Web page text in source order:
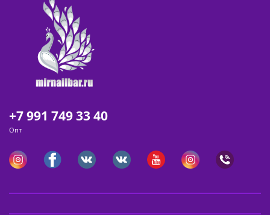
+7 991 749 33 40
Опт